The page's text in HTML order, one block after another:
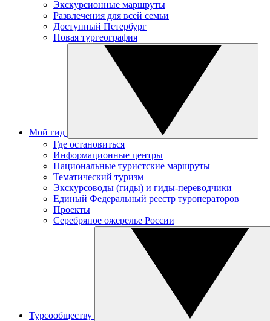
Экскурсионные маршруты
Развлечения для всей семьи
Доступный Петербург
Новая тургеография
Мой гид
Где остановиться
Информационные центры
Национальные туристские маршруты
Тематический туризм
Экскурсоводы (гиды) и гиды-переводчики
Единый Федеральный реестр туроператоров
Проекты
Серебряное ожерелье России
Турсообществу